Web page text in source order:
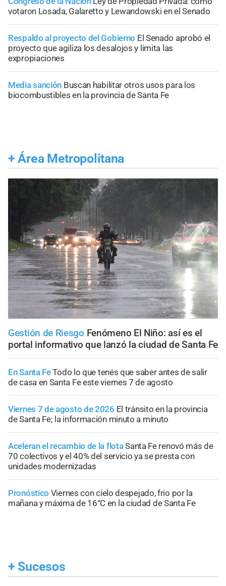
votaron Losada, Galaretto y Lewandowski en el Senado
Respaldo al proyecto del Gobierno El Senado aprobó el
proyecto que agiliza los desalojos y limita las
expropiaciones
Media sanción Buscan habilitar otros usos para los
biocombustibles en la provincia de Santa Fe
+ Área Metropolitana
Gestión de Riesgo Fenómeno El Niño: así es el
portal informativo que lanzó la ciudad de Santa Fe
En Santa FeTodo lo que tenés que saber antes de salir
de casa en Santa Fe este viernes 7 de agosto
Viernes 7 de agosto de 2026 El tránsito en la provincia
de Santa Fe; la información minuto a minuto
Aceleran el recambio de la flotaSanta Fe renovó más de
70 colectivos y el 40% del servicio ya se presta con
unidades modernizadas
Pronóstico Viernes con cielo despejado, frío por la
mañana y máxima de 16°C en la ciudad de Santa Fe
+ Sucesos